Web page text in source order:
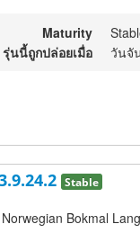
Maturity
รุ่นนี้ถูกปล่อยเมื่อ
วันจั
Stable
Bokmal